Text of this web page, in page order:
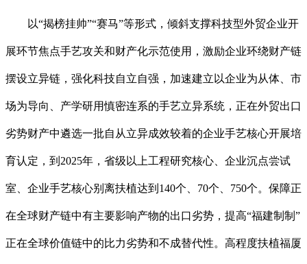
以“揭榜挂帅”“赛马”等形式，倾斜支撑科技型外贸企业开
展环节焦点手艺攻关和财产化示范使用，激励企业环绕财产链
摆设立异链，强化科技自立自强，加速建立以企业为从体、市
场为导向、产学研用慎密连系的手艺立异系统，正在外贸出口
劣势财产中遴选一批自从立异成效较着的企业手艺核心开展培
育认定，到2025年，省级以上工程研究核心、企业沉点尝试
室、企业手艺核心别离扶植达到140个、70个、750个。保障正
在全球财产链中有主要影响产物的出口劣势，提高“福建制制”
正在全球价值链中的比力劣势和不成替代性。高程度扶植福厦